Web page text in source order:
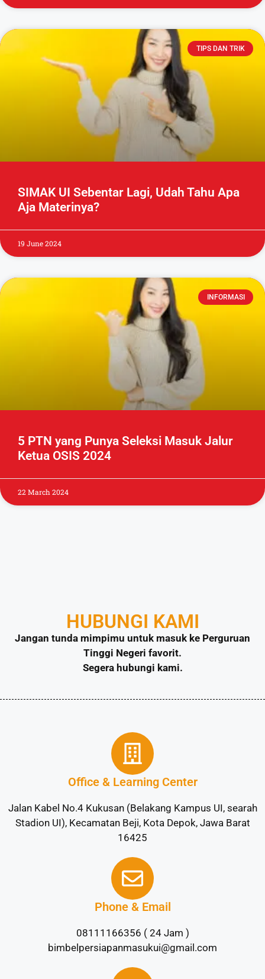
TIPS DAN TRIK
SIMAK UI Sebentar Lagi, Udah Tahu Apa
Aja Materinya?
19 June 2024
INFORMASI
5 PTN yang Punya Seleksi Masuk Jalur
Ketua OSIS 2024
22 March 2024
HUBUNGI KAMI
Jangan tunda mimpimu untuk masuk ke Perguruan
Tinggi Negeri favorit.
Segera hubungi kami.
Office & Learning Center
Jalan Kabel No.4 Kukusan (Belakang Kampus UI, searah
Stadion UI), Kecamatan Beji, Kota Depok, Jawa Barat
16425
Phone & Email
08111166356 ( 24 Jam )
bimbelpersiapanmasukui@gmail.com